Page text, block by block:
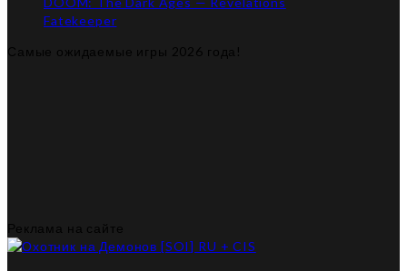
Fatekeeper
Самые ожидаемые игры 2026 года!
Реклама на сайте